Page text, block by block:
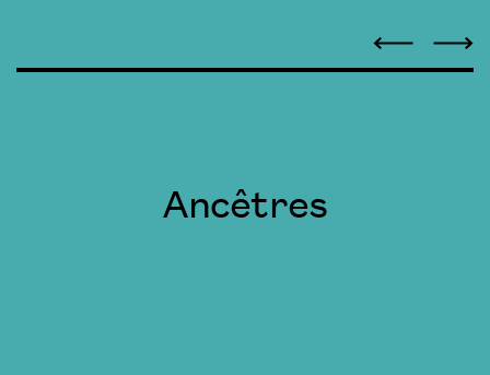
Ancêtres